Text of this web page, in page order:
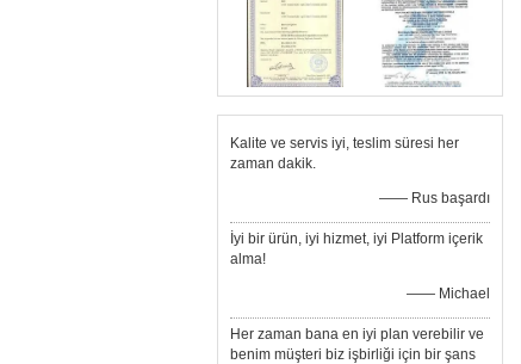
Kalite ve servis iyi, teslim süresi her
zaman dakik.
—— Rus başardı
İyi bir ürün, iyi hizmet, iyi Platform içerik
alma!
—— Michael
Her zaman bana en iyi plan verebilir ve
benim müşteri biz işbirliği için bir şans